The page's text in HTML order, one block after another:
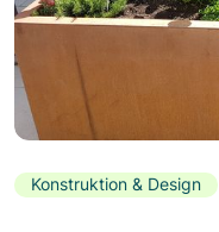
Konstruktion & Design